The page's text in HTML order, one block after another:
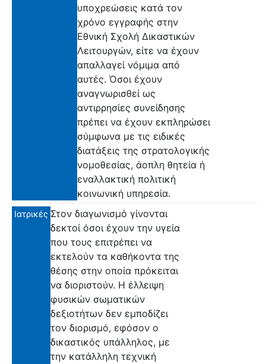
υποχρεώσεις κατά τον
χρόνο εγγραφής στην
Εθνική Σχολή Δικαστικών
Λειτουργών, είτε να έχουν
απαλλαγεί νόμιμα από
αυτές. Όσοι έχουν
αναγνωρισθεί ως
αντιρρησίες συνείδησης
πρέπει να έχουν εκπληρώσει
σύμφωνα με τις ειδικές
διατάξεις της στρατολογικής
νομοθεσίας, άοπλη θητεία ή
εναλλακτική πολιτική
κοινωνική υπηρεσία.
Ιατρικές Στον διαγωνισμό γίνονται
δεκτοί όσοι έχουν την υγεία
που τους επιτρέπει να
εκτελούν τα καθήκοντα της
θέσης στην οποία πρόκειται
να διοριστούν. Η έλλειψη
φυσικών σωματικών
δεξιοτήτων δεν εμποδίζει
τον διορισμό, εφόσον ο
δικαστικός υπάλληλος, με
την κατάλληλη τεχνική